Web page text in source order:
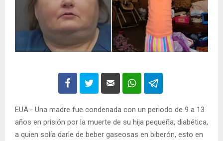
EUA.- Una madre fue condenada con un periodo de 9 a 13
años en prisión por la muerte de su hija pequeña, diabética,
a quien solía darle de beber gaseosas en biberón, esto en